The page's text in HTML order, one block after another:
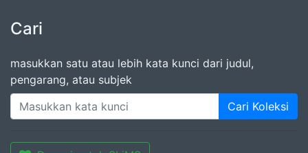
Cari
masukkan satu atau lebih kata kunci dari judul,
pengarang, atau subjek
Cari Koleksi